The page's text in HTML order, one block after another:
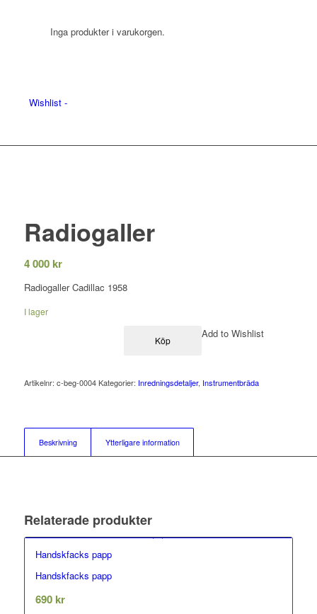
Inga produkter i varukorgen.
Wishlist -
Radiogaller
4 000 kr
Radiogaller Cadillac 1958
I lager
Köp
Add to Wishlist
Artikelnr: c-beg-0004 Kategorier: Inredningsdetaljer, Instrumentbräda
Beskrivning Ytterligare information
Relaterade produkter
Handskfacks papp
Handskfacks papp
690 kr